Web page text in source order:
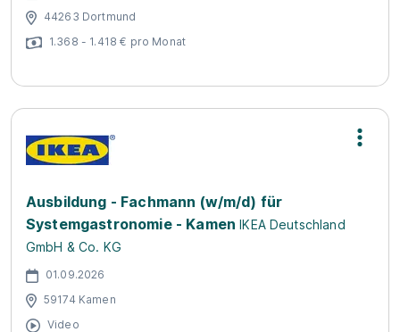
44263 Dortmund
1.368 - 1.418 € pro Monat
Ausbildung - Fachmann (w/m/d) für
Systemgastronomie - Kamen IKEA Deutschland
GmbH & Co. KG
01.09.2026
59174 Kamen
Video